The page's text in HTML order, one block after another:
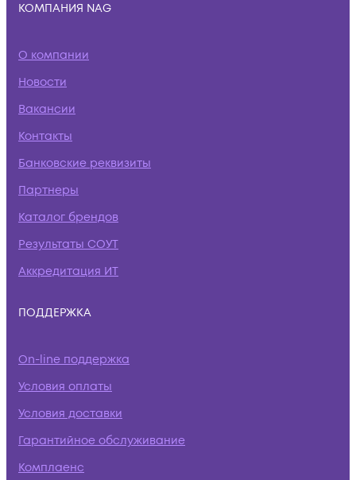
КОМПАНИЯ NAG
О компании
Новости
Вакансии
Контакты
Банковские реквизиты
Партнеры
Каталог брендов
Результаты СОУТ
Аккредитация ИТ
ПОДДЕРЖКА
On-line поддержка
Условия оплаты
Условия доставки
Гарантийное обслуживание
Комплаенс